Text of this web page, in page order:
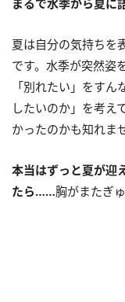
夏は自分の気持ちを
です。水季が突然姿
「別れたい」をす
したいのか」を考え
かったのかも知れま
本当はずっと夏が迎
たら……胸がまたぎ